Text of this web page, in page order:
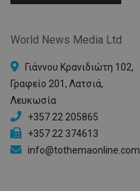
World News Media Ltd
Γιάννου Κρανιδιώτη 102,
Γραφείο 201, Λατσιά,
Λευκωσία
+357 22 205865
+357 22 374613
info@tothemaonline.com